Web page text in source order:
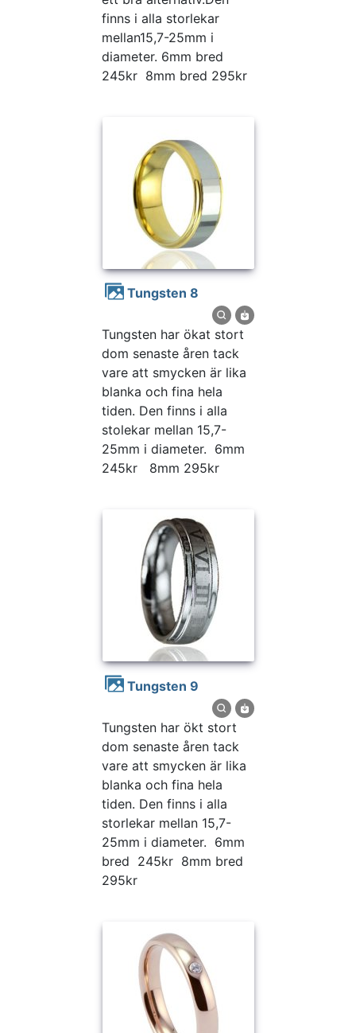
finns i alla storlekar
mellan15,7-25mm i
diameter. 6mm bred
245kr 8mm bred 295kr
Tungsten 8
Tungsten har ökat stort
dom senaste åren tack
vare att smycken är lika
blanka och fina hela
tiden. Den finns i alla
stolekar mellan 15,7-
25mm i diameter. 6mm
245kr 8mm 295kr
Tungsten 9
Tungsten har ökt stort
dom senaste åren tack
vare att smycken är lika
blanka och fina hela
tiden. Den finns i alla
storlekar mellan 15,7-
25mm i diameter. 6mm
bred 245kr 8mm bred
295kr